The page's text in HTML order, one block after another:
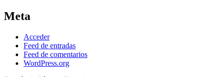
Meta
Acceder
Feed de entradas
Feed de comentarios
WordPress.org